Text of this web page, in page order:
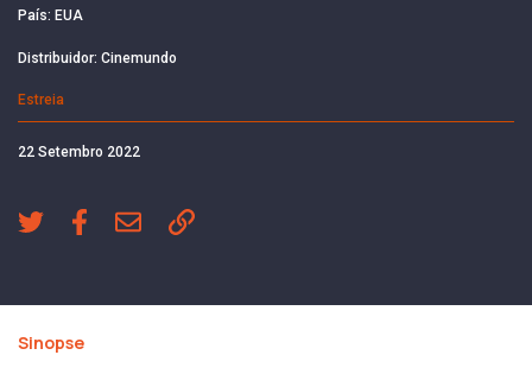
País: EUA
Distribuidor: Cinemundo
Estreia
22 Setembro 2022
Sinopse